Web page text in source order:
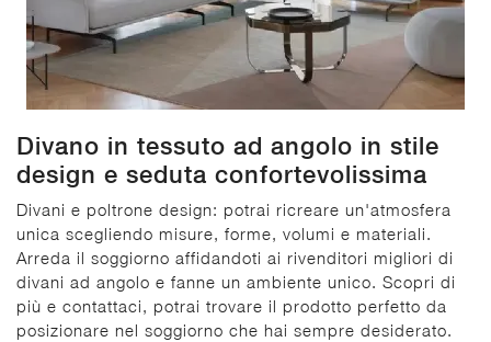
Divano in tessuto ad angolo in stile
design e seduta confortevolissima
Divani e poltrone design: potrai ricreare un'atmosfera
unica scegliendo misure, forme, volumi e materiali.
Arreda il soggiorno affidandoti ai rivenditori migliori di
divani ad angolo e fanne un ambiente unico. Scopri di
più e contattaci, potrai trovare il prodotto perfetto da
posizionare nel soggiorno che hai sempre desiderato.